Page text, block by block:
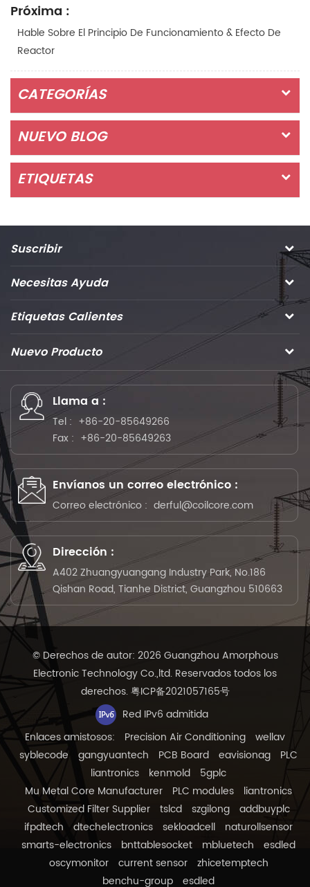
Próxima :
Hable Sobre El Principio De Funcionamiento & Efecto De
Reactor
CATEGORÍAS
NUEVO BLOG
ETIQUETAS
Suscribir
Necesitas Ayuda
Etiquetas Calientes
Nuevo Producto
Llama a :
Tel : +86-20-85649266
Fax : +86-20-85649263
Envíanos un correo electrónico :
Correo electrónico : derful@coilcore.com
Dirección :
A402 Zhuangyuangang Industry Park, No.186
Qishan Road, Tianhe District, Guangzhou 510663
© Derechos de autor: 2026 Guangzhou Amorphous
Electronic Technology Co.,ltd. Reservados todos los
derechos.粤ICP备2021057165号
Red IPv6 admitida
Enlaces amistosos:
Precision Air Conditioning
wellav
syblecode
gangyuantech PCB Board eavisionag
PLC
liantronics
kenmold
5gplc
Mu Metal Core Manufacturer
PLC modules
liantronics
Customized Filter Supplier
tslcd szgilong
addbuyplc
ifpdtech
dtechelectronics sekloadcell
naturollsensor
smarts-electronics
bnttablesocket mbluetech
esdled
oscymonitor
current sensor
zhicetemptech
benchu-group
esdled